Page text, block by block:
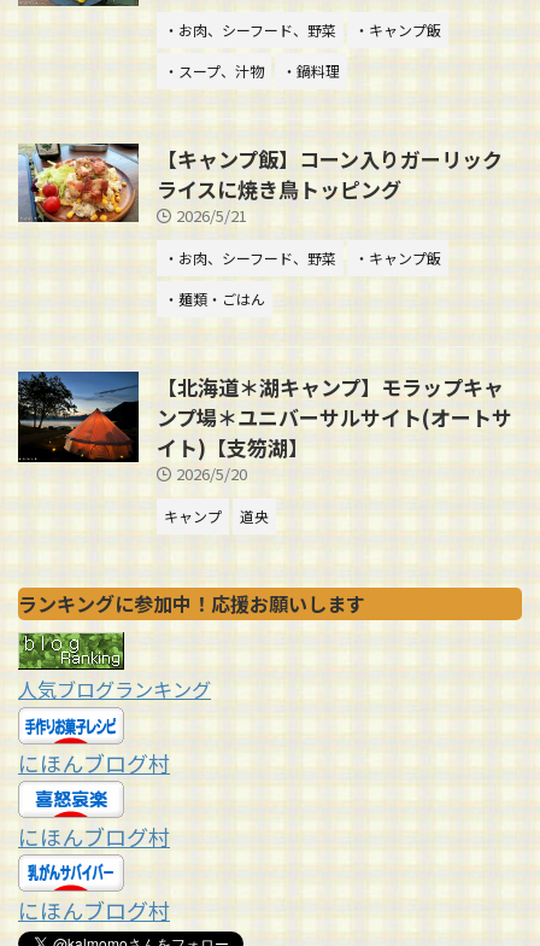
・お肉、シーフード、野菜
・キャンプ飯
・スープ、汁物
・鍋料理
【キャンプ飯】コーン入りガーリック
ライスに焼き鳥トッピング
2026/5/21
・お肉、シーフード、野菜
・キャンプ飯
・麺類・ごはん
【北海道＊湖キャンプ】モラップキャ
ンプ場＊ユニバーサルサイト(オートサ
イト)【支笏湖】
2026/5/20
キャンプ 道央
ランキングに参加中！応援お願いします
人気ブログランキング
にほんブログ村
にほんブログ村
にほんブログ村